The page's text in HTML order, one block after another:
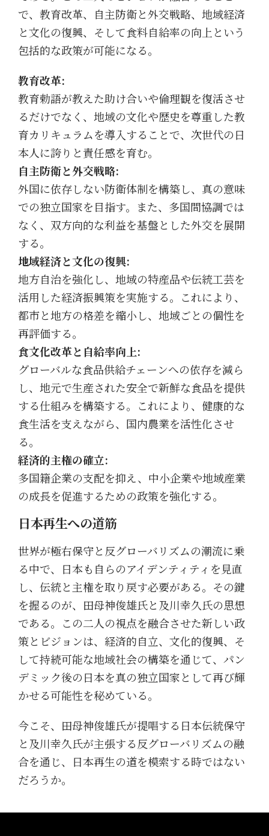
で、教育改革、自主防衛と外交戦略、地域経済
と文化の復興、そして食料自給率の向上という
包括的な政策が可能になる。
教育改革:
教育勅語が教えた助け合いや倫理観を復活させ
るだけでなく、地域の文化や歴史を尊重した教
育カリキュラムを導入することで、次世代の日
本人に誇りと責任感を育む。
自主防衛と外交戦略:
外国に依存しない防衛体制を構築し、真の意味
での独立国家を目指す。また、多国間協調では
なく、双方向的な利益を基盤とした外交を展開
する。
地域経済と文化の復興:
地方自治を強化し、地域の特産品や伝統工芸を
活用した経済振興策を実施する。これにより、
都市と地方の格差を縮小し、地域ごとの個性を
再評価する。
食文化改革と自給率向上:
グローバルな食品供給チェーンへの依存を減ら
し、地元で生産された安全で新鮮な食品を提供
する仕組みを構築する。これにより、健康的な
食生活を支えながら、国内農業を活性化させ
る。
経済的主権の確立:
多国籍企業の支配を抑え、中小企業や地域産業
の成長を促進するための政策を強化する。
日本再生への道筋
世界が極右保守と反グローバリズムの潮流に乗
る中で、日本も自らのアイデンティティを見直
し、伝統と主権を取り戻す必要がある。その鍵
を握るのが、田母神俊雄氏と及川幸久氏の思想
である。この二人の視点を融合させた新しい政
策とビジョンは、経済的自立、文化的復興、そ
して持続可能な地域社会の構築を通じて、パン
デミック後の日本を真の独立国家として再び輝
かせる可能性を秘めている。
今こそ、田母神俊雄氏が提唱する日本伝統保守
と及川幸久氏が主張する反グローバリズムの融
合を通じ、日本再生の道を模索する時ではない
だろうか。